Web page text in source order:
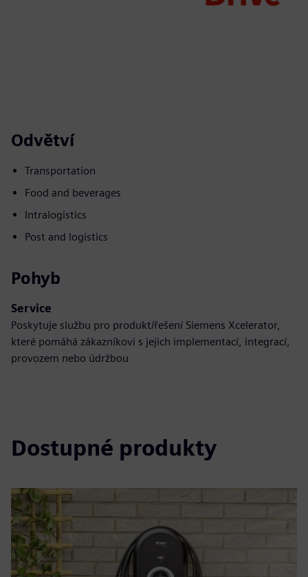
Odvětví
Transportation
Food and beverages
Intralogistics
Post and logistics
Pohyb
Service
Poskytuje službu pro produkt/řešení Siemens Xcelerator,
které pomáhá zákazníkovi s jejich implementací, integrací,
provozem nebo údržbou
Dostupné produkty